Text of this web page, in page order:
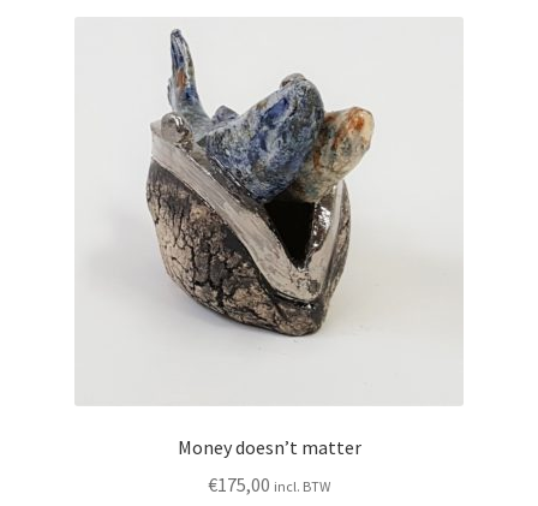
Money doesn’t matter
€175,00 incl. BTW